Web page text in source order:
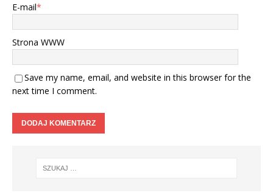
E-mail*
Strona WWW
Save my name, email, and website in this browser for the
next time I comment.